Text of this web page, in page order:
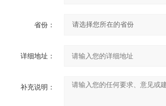
省份：
详细地址：
补充说明：